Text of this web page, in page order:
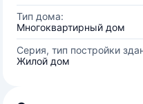
Тип дома:
Многоквартирный дом
Серия, тип постройки
Жилой дом